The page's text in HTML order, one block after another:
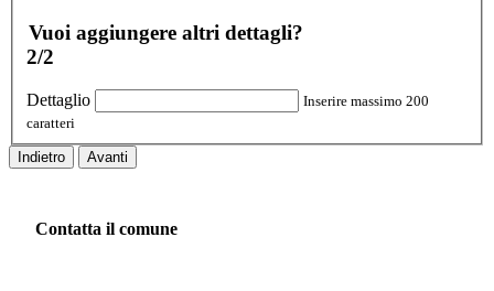
Vuoi aggiungere altri dettagli?
2/2
Dettaglio
Inserire massimo 200
caratteri
Indietro Avanti
Contatta il comune